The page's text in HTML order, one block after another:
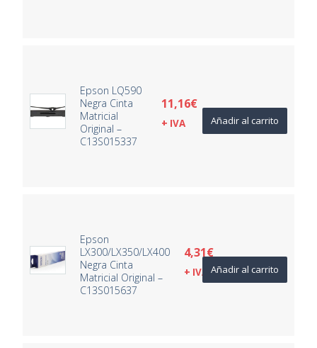
Epson LQ590
Negra Cinta
Matricial
Original –
C13S015337
11,16€
+ IVA Añadir al carrito
Epson
LX300/LX350/LX400
Negra Cinta
Matricial Original –
C13S015637
4,31€
+ IVA Añadir al carrito